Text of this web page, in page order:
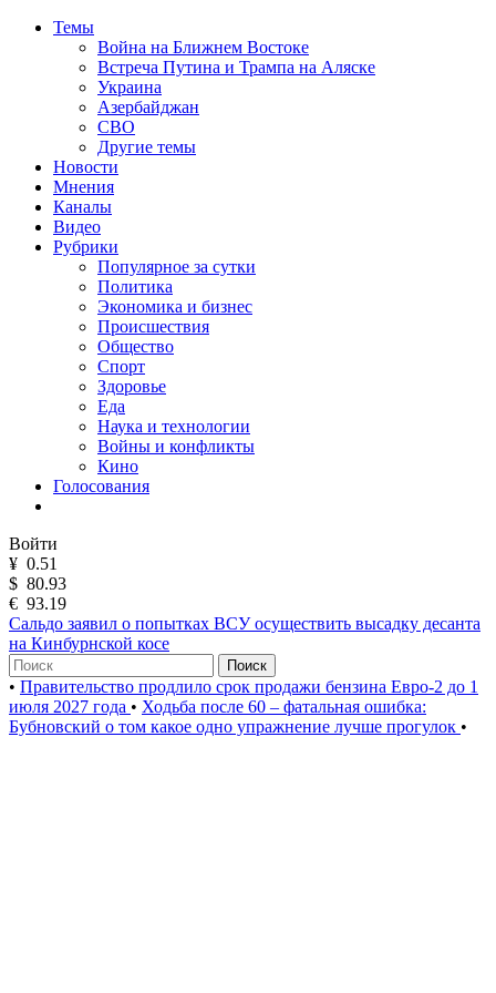
Темы
Война на Ближнем Востоке
Встреча Путина и Трампа на Аляске
Украина
Азербайджан
СВО
Другие темы
Новости
Мнения
Каналы
Видео
Рубрики
Популярное за сутки
Политика
Экономика и бизнес
Происшествия
Общество
Спорт
Здоровье
Еда
Наука и технологии
Войны и конфликты
Кино
Голосования
Войти
¥ 0.51
$ 80.93
€ 93.19
Сальдо заявил о попытках ВСУ осуществить высадку десанта
на Кинбурнской косе
Поиск
• Правительство продлило срок продажи бензина Евро-2 до 1
июля 2027 года • Ходьба после 60 – фатальная ошибка:
Бубновский о том какое одно упражнение лучше прогулок •